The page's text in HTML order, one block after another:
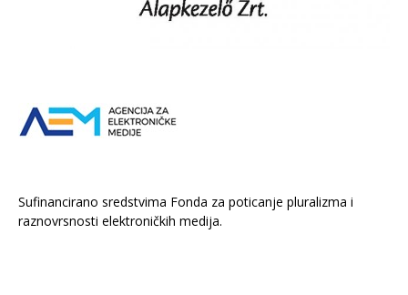
Sufinancirano sredstvima Fonda za poticanje pluralizma i
raznovrsnosti elektroničkih medija.